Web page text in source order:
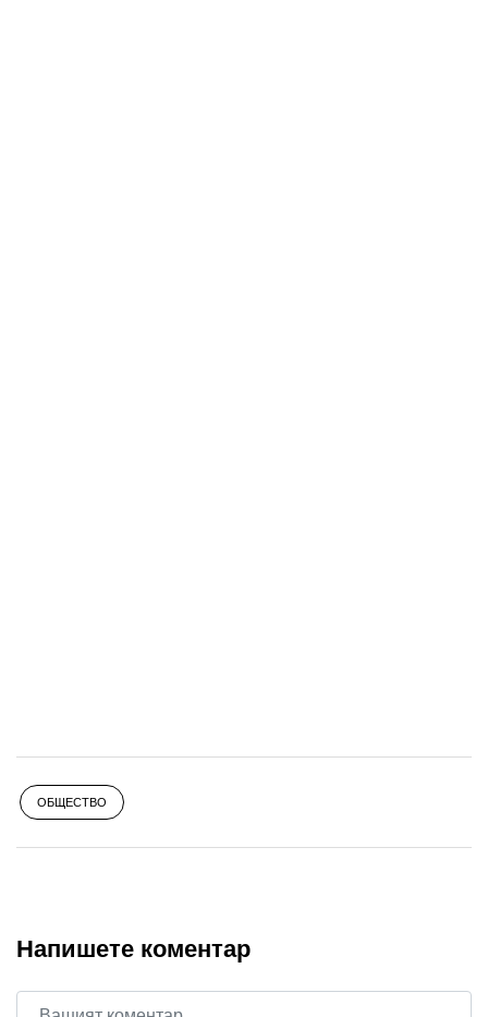
ОБЩЕСТВО
Напишете коментар